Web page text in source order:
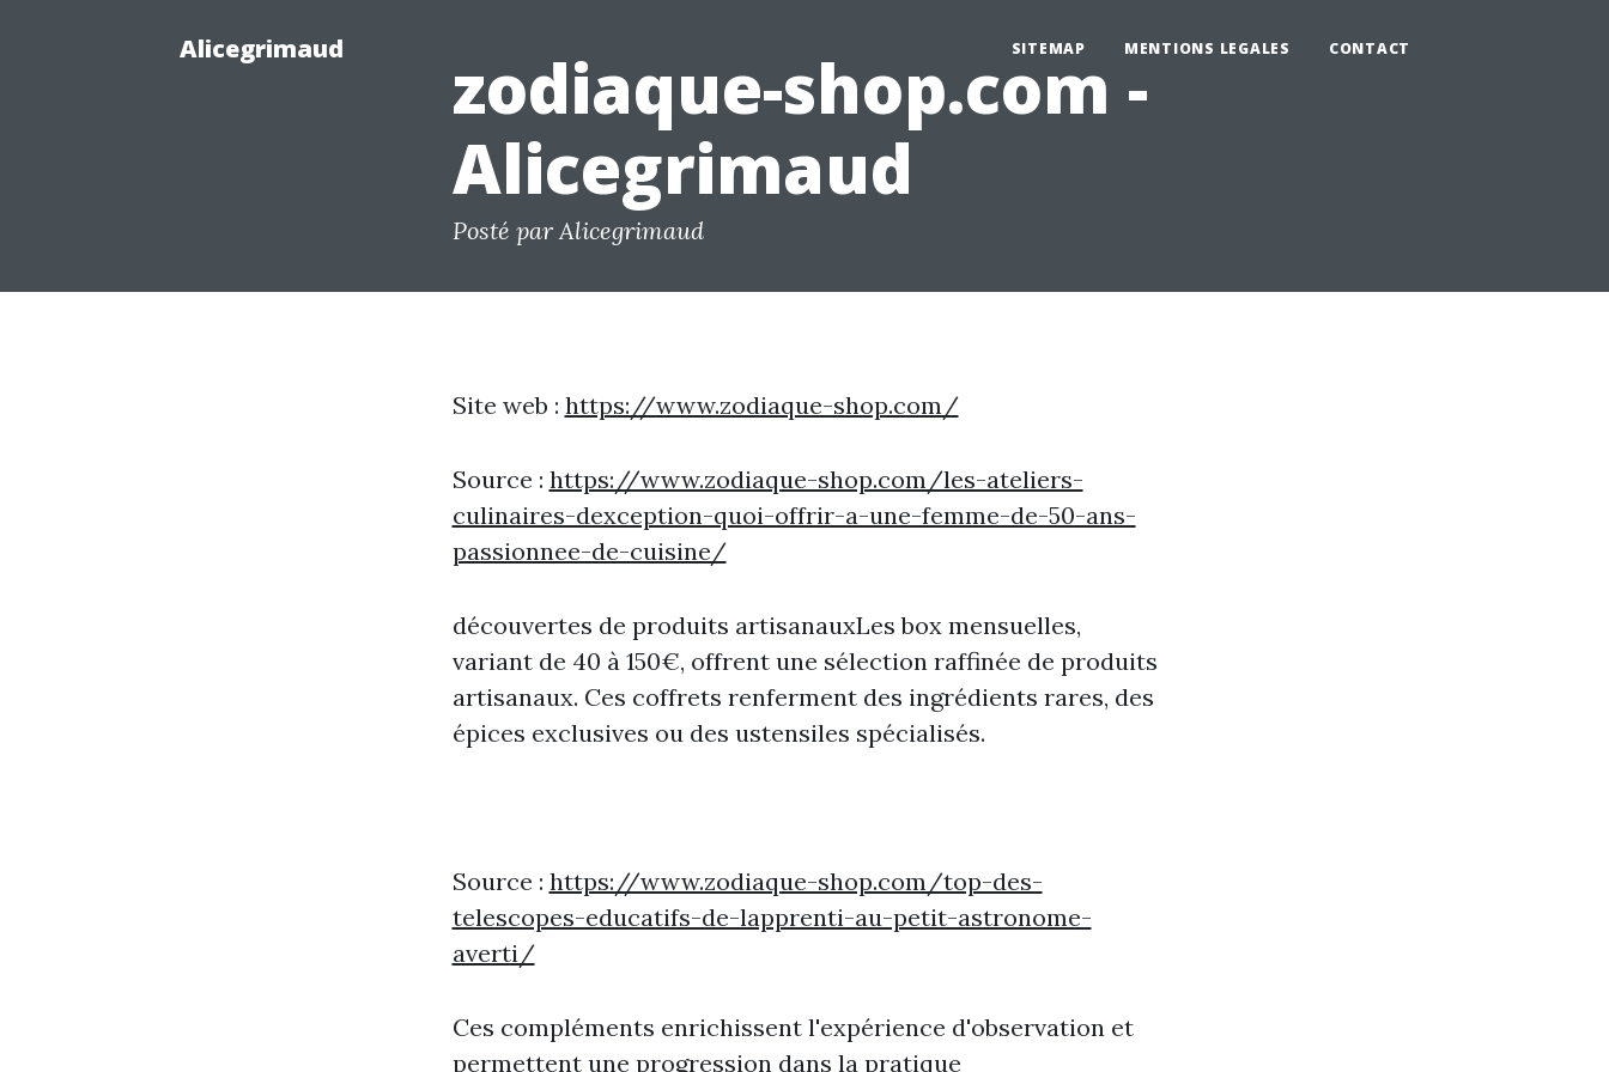
Alicegrimaud SITEMAP MENTIONS LEGALES CONTACT
zodiaque-shop.com -
Alicegrimaud
Posté par Alicegrimaud
Site web : https://www.zodiaque-shop.com/
Source : https://www.zodiaque-shop.com/les-ateliers-
culinaires-dexception-quoi-offrir-a-une-femme-de-50-ans-
passionnee-de-cuisine/
découvertes de produits artisanauxLes box mensuelles,
variant de 40 à 150€, offrent une sélection raffinée de produits
artisanaux. Ces coffrets renferment des ingrédients rares, des
épices exclusives ou des ustensiles spécialisés.
Source : https://www.zodiaque-shop.com/top-des-
telescopes-educatifs-de-lapprenti-au-petit-astronome-
averti/
Ces compléments enrichissent l'expérience d'observation et
permettent une progression dans la pratique